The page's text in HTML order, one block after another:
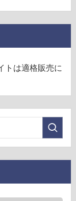
トは適格販売に